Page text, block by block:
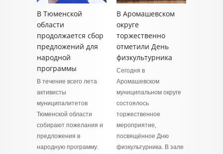
В Тюменской
области
продолжается сбор
предложений для
народной
программы
В течение всего лета
активисты
муниципалитетов
Тюменской области
собирают пожелания и
предложения в
народную программу.
В Аромашевском
округе
торжественно
отметили День
физкультурника
Сегодня в
Аромашевском
муниципальном округе
состоялось
торжественное
мероприятие,
посвящённое Дню
физкультурника. В зале